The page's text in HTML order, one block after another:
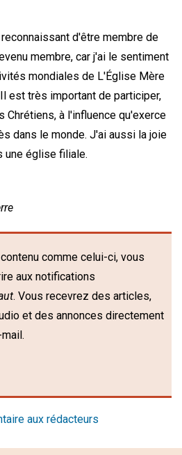
d'être membre de
membre, car j'ai le sentiment
mondiales de L'Église Mère
est très important de participer,
à l'influence qu'exerce
dans le monde. J'ai aussi la joie
une église filiale.
comme celui-ci, vous
aux notifications
. Vous recevrez des articles,
et des annonces directement
aux rédacteurs